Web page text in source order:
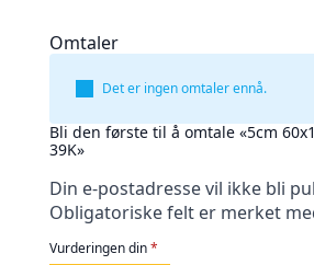
Omtaler
Det er ingen omtaler ennå.
Bli den første til å omtale «5cm
39K»
Din e-postadresse vil ikke bli
Obligatoriske felt er merket
Vurderingen din*